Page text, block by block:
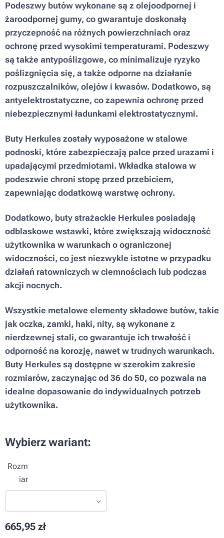
Podeszwy butów wykonane są z olejoodpornej i
żaroodpornej gumy, co gwarantuje doskonałą
przyczepność na różnych powierzchniach oraz
ochronę przed wysokimi temperaturami. Podeszwy
są także antypoślizgowe, co minimalizuje ryzyko
poślizgnięcia się, a także odporne na działanie
rozpuszczalników, olejów i kwasów. Dodatkowo, są
antyelektrostatyczne, co zapewnia ochronę przed
niebezpiecznymi ładunkami elektrostatycznymi.
Buty Herkules zostały wyposażone w stalowe
podnoski, które zabezpieczają palce przed urazami i
upadającymi przedmiotami. Wkładka stalowa w
podeszwie chroni stopę przed przebiciem,
zapewniając dodatkową warstwę ochrony.
Dodatkowo, buty strażackie Herkules posiadają
odblaskowe wstawki, które zwiększają widoczność
użytkownika w warunkach o ograniczonej
widoczności, co jest niezwykle istotne w przypadku
działań ratowniczych w ciemnościach lub podczas
akcji nocnych.
Wszystkie metalowe elementy składowe butów, takie
jak oczka, zamki, haki, nity, są wykonane z
nierdzewnej stali, co gwarantuje ich trwałość i
odporność na korozję, nawet w trudnych warunkach.
Buty Herkules są dostępne w szerokim zakresie
rozmiarów, zaczynając od 36 do 50, co pozwala na
idealne dopasowanie do indywidualnych potrzeb
użytkownika.
Wybierz wariant:
Rozm
iar
665,95 zł